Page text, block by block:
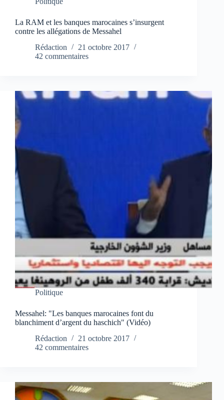
La RAM et les banques marocaines s’insurgent
contre les allégations de Messahel
Rédaction
21 octobre 2017
42 commentaires
Politique
Messahel: "Les banques marocaines font du
blanchiment d’argent du haschich" (Vidéo)
Rédaction
21 octobre 2017
42 commentaires